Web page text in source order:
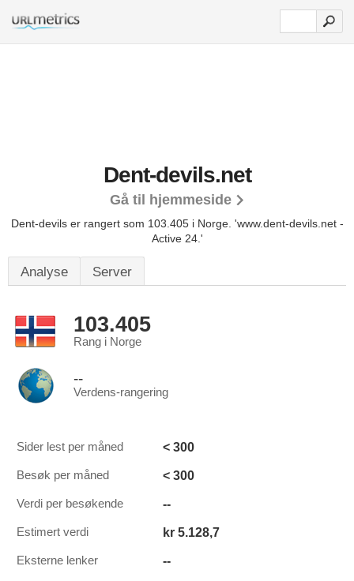
Dent-devils.net
Gå til hjemmeside
Dent-devils er rangert som 103.405 i Norge. 'www.dent-devils.net -
Active 24.'
Analyse Server
103.405
Rang i Norge
--
Verdens-rangering
Sider lest per måned < 300
Besøk per måned < 300
Verdi per besøkende --
Estimert verdi kr 5.128,7
Eksterne lenker --